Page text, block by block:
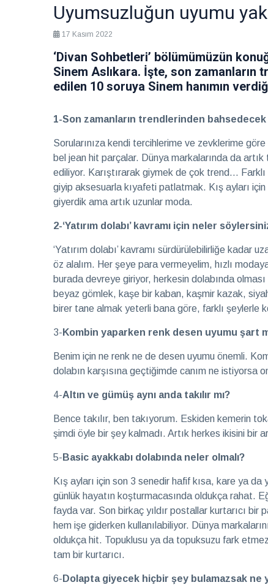
eşlik
Hayalleri
mekâna
dönüştüren
iki imza
28 Temmuz
2026
Röportaj
Ayntab:
sahneden
fazlası
28 Temmuz
2026
Sanat
Farklı
kültürleri
seviyorum
2026
Soru
Uyumsuzluğun uyumu
17 Kasım 2022
‘Divan Sohbetleri’ bölümümüzün
Sinem Aslıkara. İşte, son
edilen 10 soruya Sinem hanımın
1-Son zamanların trendlerinden
Sorularınıza kendi tercihlerime ve zevklerime
bel jean hit parçalar. Dünya markalarında da
ediliyor. Karıştırarak giymek de çok trend…
giyip aksesuarla kıyafeti patlatmak. Kış ayları
giyerdik ama artık uzunlar moda.
2-‘Yatırım dolabı’ kavramı için neler
‘Yatırım dolabı’ kavramı sürdürülebilirliğe kadar
öz alalım. Her şeye para vermeyelim, hızlı
burada devreye giriyor, herkesin dolabında
beyaz gömlek, kaşe bir kaban, kaşmir kazak,
birer tane almak yeterli bana göre, farklı şeylerle
3- Kombin yaparken renk desen uyumu şart
Benim için ne renk ne de desen uyumu önemli.
dolabın karşısına geçtiğimde canım ne istiyorsa
4-Altın ve gümüş aynı anda takılır mı?
Bence takılır, ben takıyorum. Eskiden kemerin
şimdi öyle bir şey kalmadı. Artık herkes ikisini bir
5- Basic ayakkabı dolabında neler olmalı?
Kış ayları için son 3 senedir hafif kısa, kare ya
günlük hayatın koşturmacasında oldukça rahat.
fayda var. Son birkaç yıldır postallar kurtarıcı
hem işe giderken kullanılabiliyor. Dünya
oldukça hit. Topuklusu ya da topuksuzu fark
tam bir kurtarıcı.
6- Dolapta giyecek hiçbir şey bulamazsak ne